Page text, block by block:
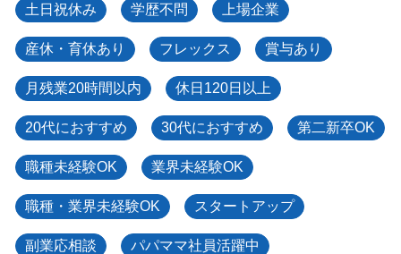
土日祝休み 学歴不問 上場企業
産休・育休あり フレックス 賞与あり
月残業20時間以内 休日120日以上
20代におすすめ 30代におすすめ 第二新卒OK
職種未経験OK 業界未経験OK
職種・業界未経験OK スタートアップ
副業応相談 パパママ社員活躍中